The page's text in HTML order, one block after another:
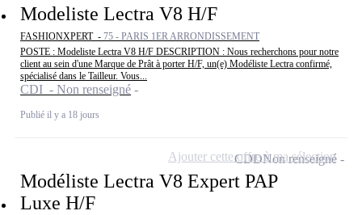
Modeliste Lectra V8 H/F
FASHIONXPERT - 75 - PARIS 1ER ARRONDISSEMENT
POSTE : Modeliste Lectra V8 H/F DESCRIPTION : Nous recherchons pour notre
client au sein d'une Marque de Prât à porter H/F, un(e) Modéliste Lectra confirmé,
spécialisé dans le Tailleur. Vous...
CDI - Non renseigné
Publié il y a 18 jours
Modéliste Lectra V8 Expert PAP
Luxe H/F
CDDNon renseigné
Ajouter cette offre à ma sélection